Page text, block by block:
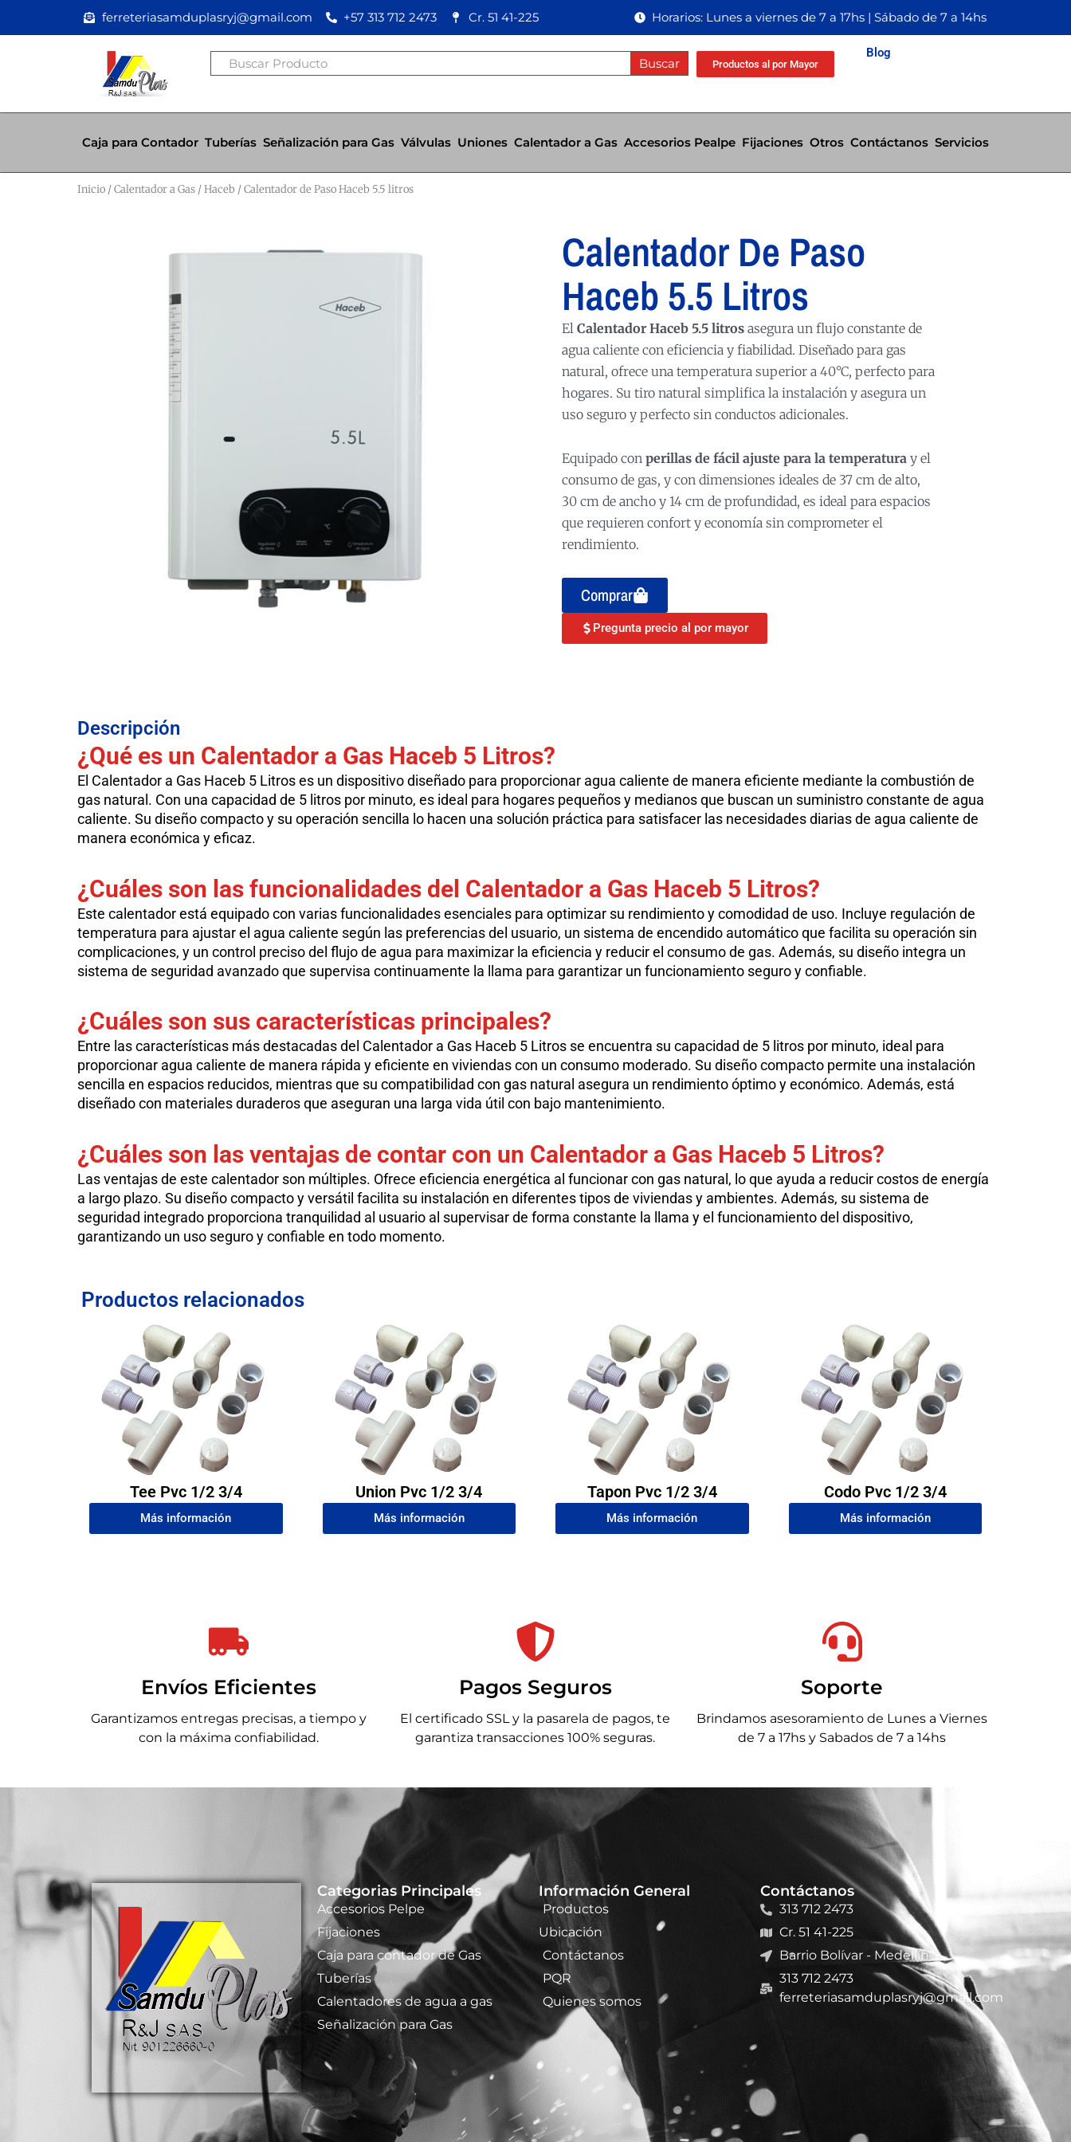
ferreteriasamduplasryj@gmail.com +57 313 712 2473 Cr. 51 41-225 Horarios: Lunes a viernes de 7 a 17hs | Sábado de 7 a 14hs
Buscar Buscar Productos al por Mayor
Blog
Caja para Contador Tuberías Señalización para Gas Válvulas Uniones Calentador a Gas Accesorios Pealpe Fijaciones Otros Contáctanos Servicios
Inicio /Calentador a Gas /Haceb / Calentador de Paso Haceb 5.5 litros
Calentador De Paso
Haceb 5.5 Litros
El Calentador Haceb 5.5 litrosasegura un flujo constante de
agua caliente con eficiencia y fiabilidad. Diseñado para gas
natural, ofrece una temperatura superior a 40°C, perfecto para
hogares. Su tiro natural simplifica la instalación y asegura un
uso seguro y perfecto sin conductos adicionales.
Equipado con perillas de fácil ajuste para la temperaturay el
consumo de gas, y con dimensiones ideales de 37 cm de alto,
30 cm de ancho y 14 cm de profundidad, es ideal para espacios
que requieren confort y economía sin comprometer el
rendimiento.
Comprar
Pregunta precio al por mayor
Descripción
¿Qué es un Calentador a Gas Haceb 5 Litros?
El Calentador a Gas Haceb 5 Litros es un dispositivo diseñado para proporcionar agua caliente de manera eficiente mediante la combustión de
gas natural. Con una capacidad de 5 litros por minuto, es ideal para hogares pequeños y medianos que buscan un suministro constante de agua
caliente. Su diseño compacto y su operación sencilla lo hacen una solución práctica para satisfacer las necesidades diarias de agua caliente de
manera económica y eficaz.
¿Cuáles son las funcionalidades del Calentador a Gas Haceb 5 Litros?
Este calentador está equipado con varias funcionalidades esenciales para optimizar su rendimiento y comodidad de uso. Incluye regulación de
temperatura para ajustar el agua caliente según las preferencias del usuario, un sistema de encendido automático que facilita su operación sin
complicaciones, y un control preciso del flujo de agua para maximizar la eficiencia y reducir el consumo de gas. Además, su diseño integra un
sistema de seguridad avanzado que supervisa continuamente la llama para garantizar un funcionamiento seguro y confiable.
¿Cuáles son sus características principales?
Entre las características más destacadas del Calentador a Gas Haceb 5 Litros se encuentra su capacidad de 5 litros por minuto, ideal para
proporcionar agua caliente de manera rápida y eficiente en viviendas con un consumo moderado. Su diseño compacto permite una instalación
sencilla en espacios reducidos, mientras que su compatibilidad con gas natural asegura un rendimiento óptimo y económico. Además, está
diseñado con materiales duraderos que aseguran una larga vida útil con bajo mantenimiento.
¿Cuáles son las ventajas de contar con un Calentador a Gas Haceb 5 Litros?
Las ventajas de este calentador son múltiples. Ofrece eficiencia energética al funcionar con gas natural, lo que ayuda a reducir costos de energía
a largo plazo. Su diseño compacto y versátil facilita su instalación en diferentes tipos de viviendas y ambientes. Además, su sistema de
seguridad integrado proporciona tranquilidad al usuario al supervisar de forma constante la llama y el funcionamiento del dispositivo,
garantizando un uso seguro y confiable en todo momento.
Productos relacionados
Tee Pvc 1/2 3/4
Más información
Union Pvc 1/2 3/4
Más información
Tapon Pvc 1/2 3/4
Más información
Codo Pvc 1/2 3/4
Más información
Envíos Eficientes
Garantizamos entregas precisas, a tiempo y
con la máxima confiabilidad.
Pagos Seguros
El certificado SSL y la pasarela de pagos, te
garantiza transacciones 100% seguras.
Soporte
Brindamos asesoramiento de Lunes a Viernes
de 7 a 17hs y Sabados de 7 a 14hs
Categorias Principales
Accesorios Pelpe
Fijaciones
Caja para contador de Gas
Tuberías
Calentadores de agua a gas
Señalización para Gas
Información General
Productos
Ubicación
Contáctanos
PQR
Quienes somos
Contáctanos
313 712 2473
Cr. 51 41-225
Barrio Bolívar - Medellín
313 712 2473
ferreteriasamduplasryj@gmail.com